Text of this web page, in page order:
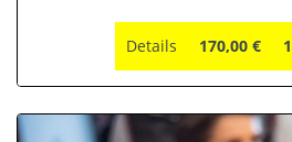
Details 170,00 €